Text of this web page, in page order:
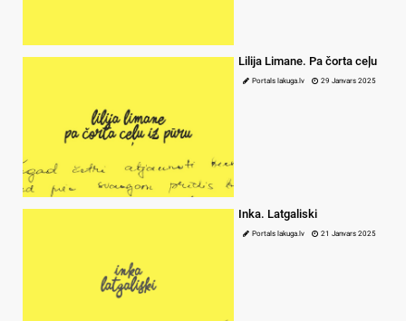
Lilija Limane. Pa čorta ceļu
Portals lakuga.lv 29 Janvars 2025
Inka. Latgaliski
Portals lakuga.lv 21 Janvars 2025